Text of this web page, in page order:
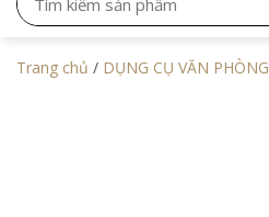
Trang chủ / DỤNG CỤ VĂN PHÒNG